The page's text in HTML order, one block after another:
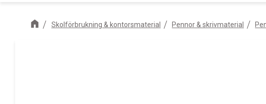
Skolförbrukning & kontorsmaterial Pennor & skrivmaterial